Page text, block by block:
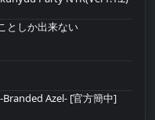
としか出来ない
Azel- [官方簡中]